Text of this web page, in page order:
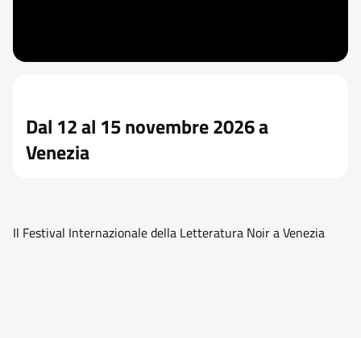
Dal 12 al 15 novembre 2026 a
Venezia
Il Festival Internazionale della Letteratura Noir a Venezia